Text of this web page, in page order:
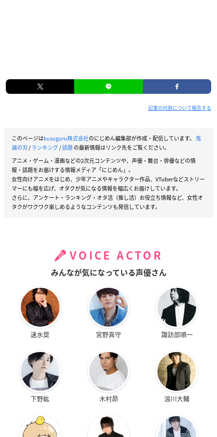
記事の内容について報告する
このページはkusuguru株式会社のにじめん編集部が作成・配信しています。 鬼
滅の刃/ランキング/話題の最新情報はリンク先をご覧ください。
アニメ・ゲーム・漫画などの2次元コンテンツや、声優・舞台・俳優などの情
報・話題をお届けする情報メディア「にじめん」。
女性向けアニメをはじめ、少年アニメやキャラクター作品、VTuberなどストリー
マーにも幅を広げ、オタクが気になる情報を幅広くお届けしています。
さらに、アンケート・ランキング・オタ活（推し活）お役立ち情報など、女性オ
タクがワクワク楽しめるようなコンテンツも発信しています。
VOICE ACTOR
みんなが気になっている声優さん
速水奨 宮野真守 諏訪部順一
下野紘 木村昴 浪川大輔